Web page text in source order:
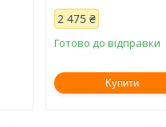
2 475 ₴
Готово до відправки
Купити